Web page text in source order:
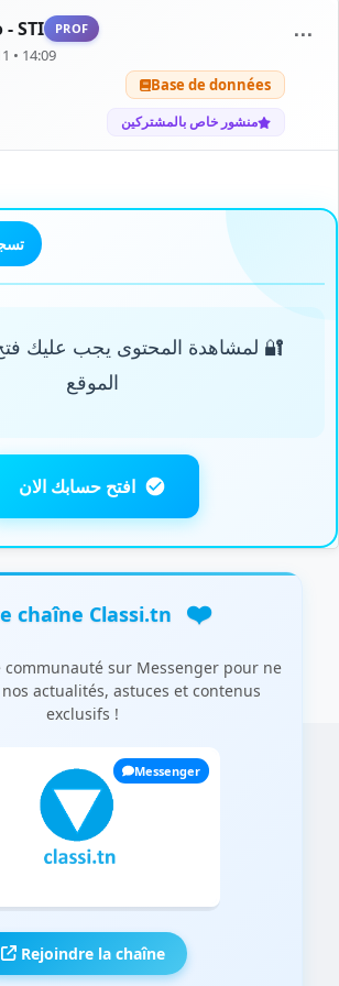
STI PROF
• 14:09
Base de données
منشور خاص بالمشتركين
⋯
🔐 لمشاهدة المحتوى يجب عليك
الموقع
افتح حسابك الان
chaîne Classi.tn ❤️
communauté sur Messenger pour ne
actualités, astuces et contenus
exclusifs !
Messenger
Rejoindre la chaîne